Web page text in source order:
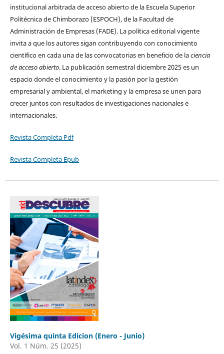
institucional arbitrada de acceso abierto de la Escuela Superior
Politécnica de Chimborazo (ESPOCH), de la Facultad de
Administración de Empresas (FADE). La política editorial vigente
invita a que los autores sigan contribuyendo con conocimiento
científico en cada una de las convocatorias en beneficio de laciencia
de acceso abierto. La publicación semestral diciembre 2025 es un
espacio donde el conocimiento y la pasión por la gestión
empresarial y ambiental, el marketing y la empresa se unen para
crecer juntos con resultados de investigaciones nacionales e
internacionales.
Revista Completa Pdf
Revista Completa Epub
Vigésima quinta Edicion (Enero - Junio)
Vol. 1 Núm. 25 (2025)